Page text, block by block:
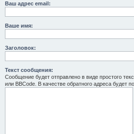
Ваш адрес email:
Ваше имя:
Заголовок:
Текст сообщения:
Сообщение будет отправлено в виде простого
или BBCode. В качестве обратного адреса будет